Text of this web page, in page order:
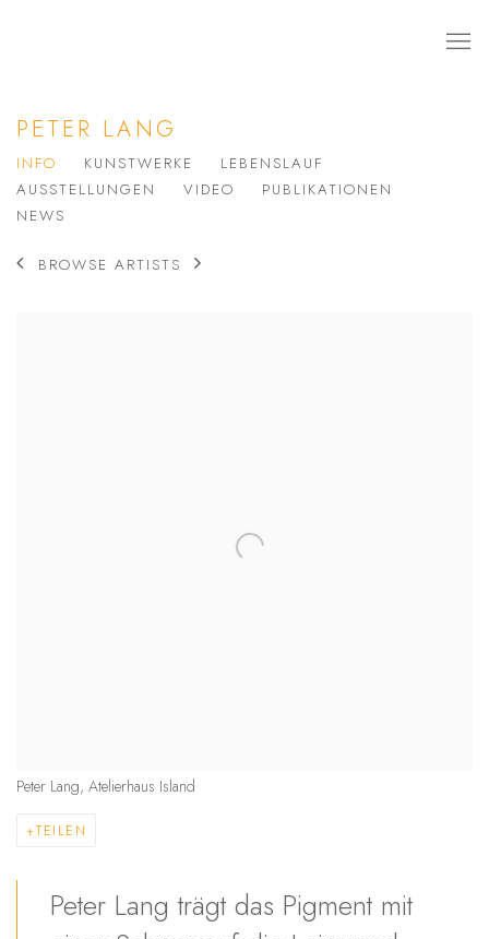
PETER LANG
INFO KUNSTWERKE
LEBENSLAUF
AUSSTELLUNGEN
VIDEO
PUBLIKATIONEN
NEWS
BROWSE ARTISTS
Peter Lang, Atelierhaus Island
TEILEN
Peter Lang trägt das Pigment mit